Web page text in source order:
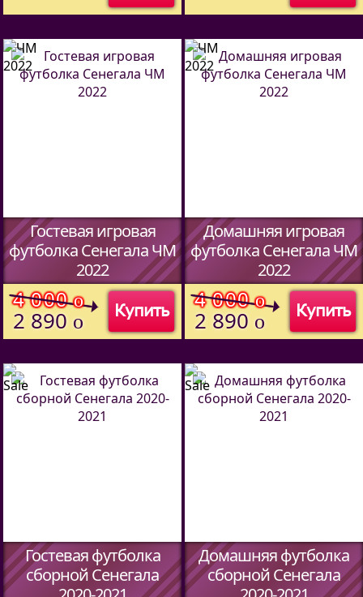
Гостевая игровая
футболка Сенегала ЧМ
2022
(Код:7045)
Купить
4 000o
2 890 o
Домашняя игровая
футболка Сенегала ЧМ
2022
(Код:7045)
Купить
4 000o
2 890 o
Гостевая футболка
сборной Сенегала
Домашняя футболка
сборной Сенегала